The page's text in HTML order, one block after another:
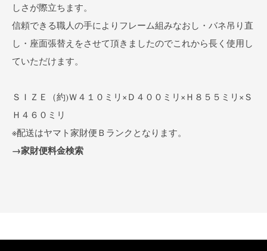
しさが際立ちます。
信頼できる職人の手によりフレーム組みなおし・バネ吊り直
し・座面張替えをさせて頂きましたのでこれから長く使用し
ていただけます。
ＳＩＺＥ（約)Ｗ４１０ミリ×Ｄ４００ミリ×Ｈ８５５ミリ×Ｓ
Ｈ４６０ミリ
※配送はヤマト家財便Ｂランクとなります。
→家財便料金検索